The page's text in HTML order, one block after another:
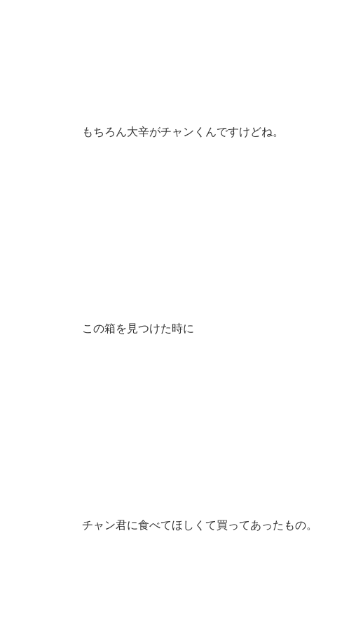
もちろん大辛がチャンくんですけどね。
この箱を見つけた時に
チャン君に食べてほしくて買ってあったもの。